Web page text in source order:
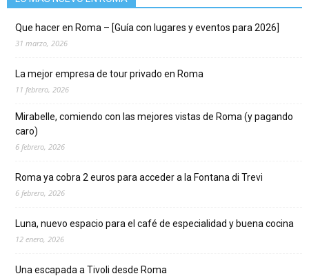
Que hacer en Roma – [Guía con lugares y eventos para 2026]
31 marzo, 2026
La mejor empresa de tour privado en Roma
11 febrero, 2026
Mirabelle, comiendo con las mejores vistas de Roma (y pagando
caro)
6 febrero, 2026
Roma ya cobra 2 euros para acceder a la Fontana di Trevi
6 febrero, 2026
Luna, nuevo espacio para el café de especialidad y buena cocina
12 enero, 2026
Una escapada a Tivoli desde Roma